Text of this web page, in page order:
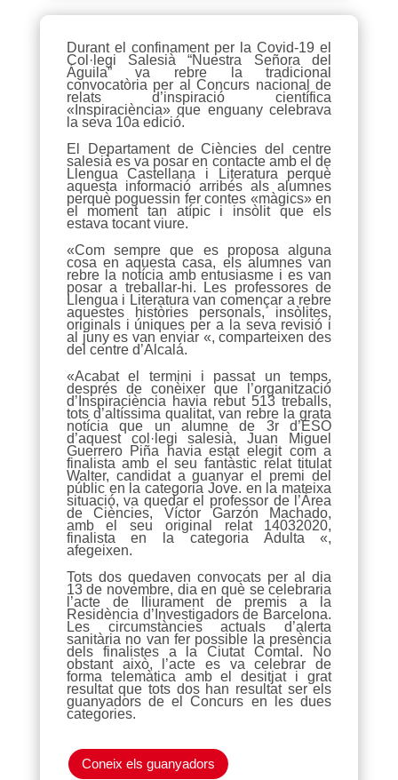
Durant el confinament per la Covid-19 el
Col·legi Salesià “Nuestra Señora del
Águila” va rebre la tradicional
convocatòria per al Concurs nacional de
relats d’inspiració científica
«Inspiraciència» que enguany celebrava
la seva 10a edició.
El Departament de Ciències del centre
salesià es va posar en contacte amb el de
Llengua Castellana i Literatura perquè
aquesta informació arribés als alumnes
perquè poguessin fer contes «màgics» en
el moment tan atípic i insòlit que els
estava tocant viure.
«Com sempre que es proposa alguna
cosa en aquesta casa, els alumnes van
rebre la notícia amb entusiasme i es van
posar a treballar-hi. Les professores de
Llengua i Literatura van començar a rebre
aquestes històries personals, insòlites,
originals i úniques per a la seva revisió i
al juny es van enviar «, comparteixen des
del centre d’Alcalá.
«Acabat el termini i passat un temps,
després de conèixer que l’organització
d’Inspiraciència havia rebut 513 treballs,
tots d’altíssima qualitat, van rebre la grata
notícia que un alumne de 3r d’ESO
d’aquest col·legi salesià, Juan Miguel
Guerrero Piña havia estat elegit com a
finalista amb el seu fantàstic relat titulat
Walter, candidat a guanyar el premi del
públic en la categoria Jove. en la mateixa
situació, va quedar el professor de l’Àrea
de Ciències, Víctor Garzón Machado,
amb el seu original relat 14032020,
finalista en la categoria Adulta «,
afegeixen.
Tots dos quedaven convocats per al dia
13 de novembre, dia en què se celebraria
l’acte de lliurament de premis a la
Residència d’Investigadors de Barcelona.
Les circumstàncies actuals d’alerta
sanitària no van fer possible la presència
dels finalistes a la Ciutat Comtal. No
obstant això, l’acte es va celebrar de
forma telemàtica amb el desitjat i grat
resultat que tots dos han resultat ser els
guanyadors de el Concurs en les dues
categories.
Coneix els guanyadors